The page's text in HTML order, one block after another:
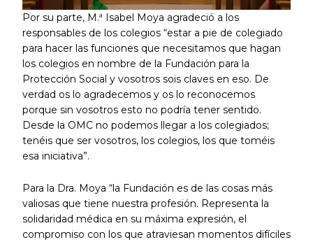
Por su parte, M.ª Isabel Moya agradeció a los
responsables de los colegios “estar a pie de colegiado
para hacer las funciones que necesitamos que hagan
los colegios en nombre de la Fundación para la
Protección Social y vosotros sois claves en eso. De
verdad os lo agradecemos y os lo reconocemos
porque sin vosotros esto no podría tener sentido.
Desde la OMC no podemos llegar a los colegiados;
tenéis que ser vosotros, los colegios, los que toméis
esa iniciativa”.
Para la Dra. Moya “la Fundación es de las cosas más
valiosas que tiene nuestra profesión. Representa la
solidaridad médica en su máxima expresión, el
compromiso con los que atraviesan momentos difíciles